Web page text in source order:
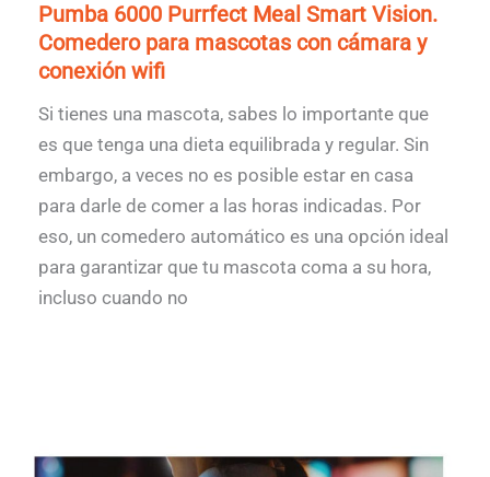
Pumba 6000 Purrfect Meal Smart Vision.
Comedero para mascotas con cámara y
conexión wifi
Si tienes una mascota, sabes lo importante que
es que tenga una dieta equilibrada y regular. Sin
embargo, a veces no es posible estar en casa
para darle de comer a las horas indicadas. Por
eso, un comedero automático es una opción ideal
para garantizar que tu mascota coma a su hora,
incluso cuando no